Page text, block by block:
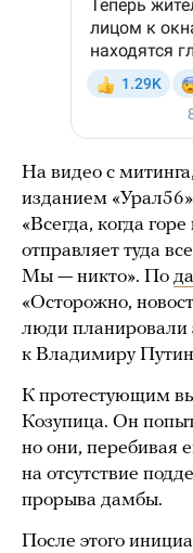
На видео с
изданием
«Всегда, когда
отправляет туда
Мы — никто». По
«Осторожно,
люди планировали
к Владимиру
К протестующим
Козупица. Он
но они, перебивая
на отсутствие
прорыва дамбы.
После этого